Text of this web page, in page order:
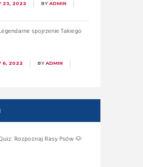
23, 2022 BYADMIN
spojrzenie Takiego
6, 2022 BYADMIN
Rozpoznaj Rasy Psów 🐶